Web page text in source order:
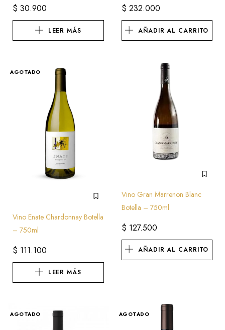
$ 30.900
LEER MÁS
$ 232.000
AÑADIR AL CARRITO
AGOTADO
Vino Enate Chardonnay Botella
– 750ml
$ 111.100
LEER MÁS
Vino Gran Marrenon Blanc
Botella – 750ml
$ 127.500
AÑADIR AL CARRITO
AGOTADO AGOTADO